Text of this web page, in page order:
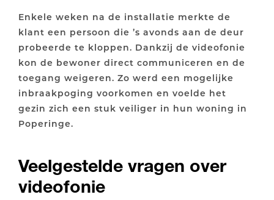
Enkele weken na de installatie merkte de
klant een persoon die ’s avonds aan de deur
probeerde te kloppen. Dankzij de videofonie
kon de bewoner direct communiceren en de
toegang weigeren. Zo werd een mogelijke
inbraakpoging voorkomen en voelde het
gezin zich een stuk veiliger in hun woning in
Poperinge.
Veelgestelde vragen over
videofonie